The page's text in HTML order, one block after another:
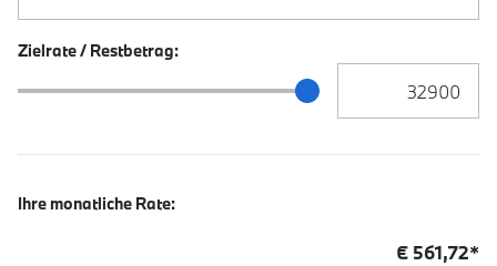
Zielrate / Restbetrag:
Zielrate / Restbetrag Schieberegler
Ihre monatliche Rate:
€ 561,72*